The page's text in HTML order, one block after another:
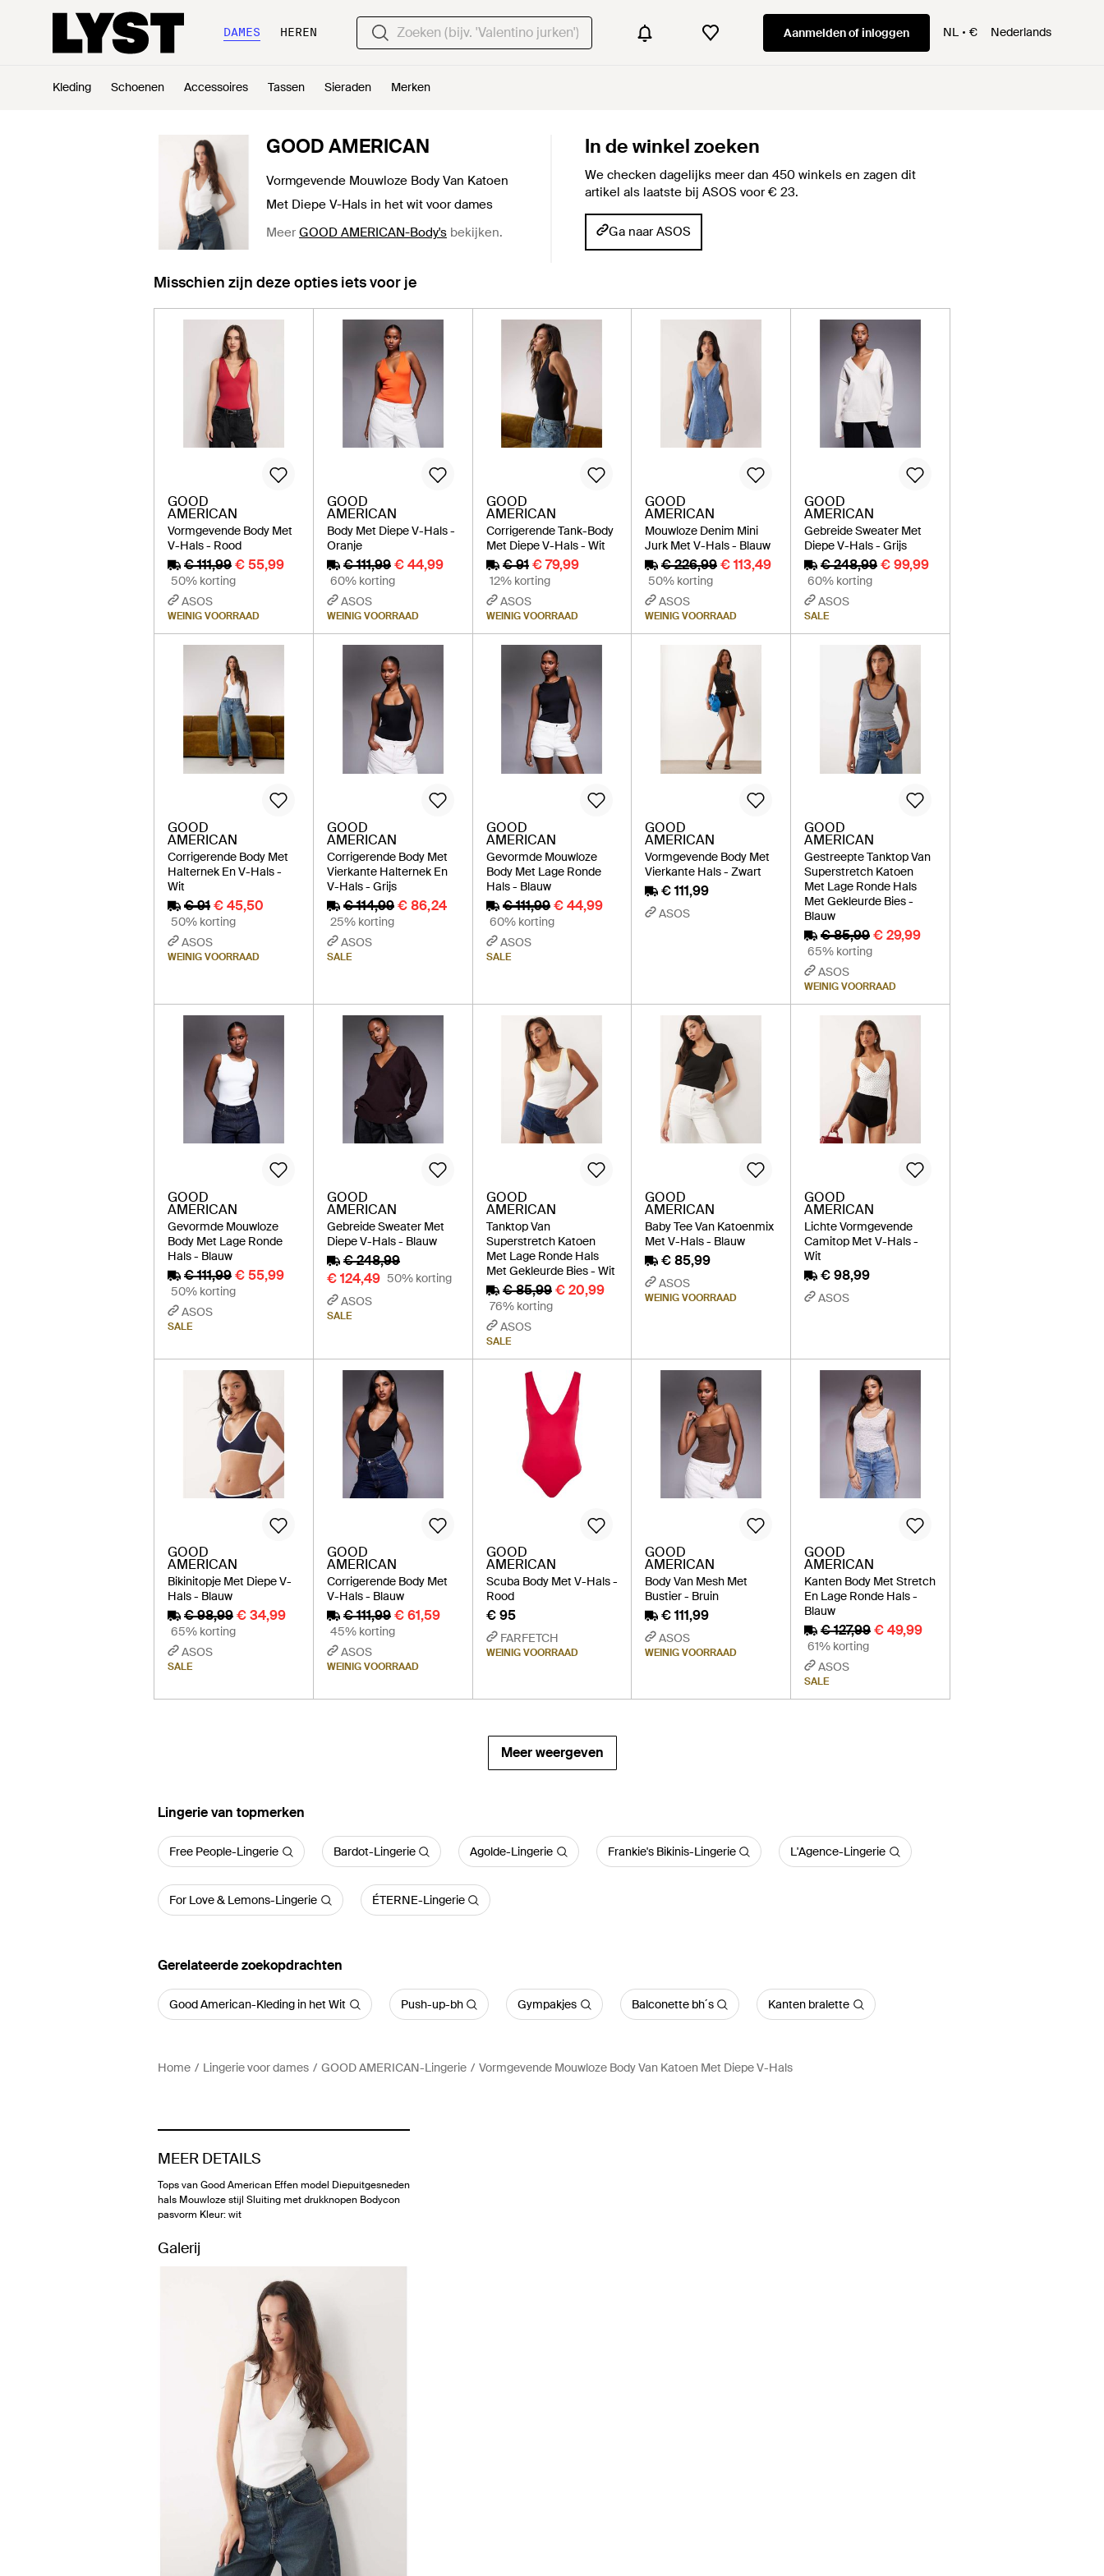
DAMES HEREN Aanmelden of inloggen NL € Nederlands
Kleding Schoenen Accessoires Tassen Sieraden Merken
GOOD AMERICAN
Vormgevende Mouwloze Body Van Katoen
Met Diepe V-Hals in het wit voor dames
Meer GOOD AMERICAN-Body's bekijken.
In de winkel zoeken
We checken dagelijks meer dan 450 winkels en zagen dit
artikel als laatste bij ASOS voor € 23.
Ga naar ASOS
Misschien zijn deze opties iets voor je
GOOD
AMERICAN
Vormgevende Body Met
V-Hals - Rood
€ 111,99€ 55,99
50% korting
ASOS
WEINIG VOORRAAD
GOOD
AMERICAN
Body Met Diepe V-Hals -
Oranje
€ 111,99 € 44,99
60% korting
ASOS
WEINIG VOORRAAD
GOOD
AMERICAN
Corrigerende Tank-Body
Met Diepe V-Hals - Wit
€ 91 € 79,99
12% korting
ASOS
WEINIG VOORRAAD
GOOD
AMERICAN
Mouwloze Denim Mini
Jurk Met V-Hals - Blauw
€ 226,99 € 113,49
50% korting
ASOS
WEINIG VOORRAAD
GOOD
AMERICAN
Gebreide Sweater Met
Diepe V-Hals - Grijs
€ 248,99€ 99,99
60% korting
ASOS
SALE
GOOD
AMERICAN
Corrigerende Body Met
Halternek En V-Hals -
Wit
€ 91€ 45,50
50% korting
ASOS
WEINIG VOORRAAD
GOOD
AMERICAN
Corrigerende Body Met
Vierkante Halternek En
V-Hals - Grijs
€ 114,99 € 86,24
25% korting
ASOS
SALE
GOOD
AMERICAN
Gevormde Mouwloze
Body Met Lage Ronde
Hals - Blauw
€ 111,99 € 44,99
60% korting
ASOS
SALE
GOOD
AMERICAN
Vormgevende Body Met
Vierkante Hals - Zwart
€ 111,99
ASOS
GOOD
AMERICAN
Gestreepte Tanktop Van
Superstretch Katoen
Met Lage Ronde Hals
Met Gekleurde Bies -
Blauw
€ 85,99€ 29,99
65% korting
ASOS
WEINIG VOORRAAD
GOOD
AMERICAN
Gevormde Mouwloze
Body Met Lage Ronde
Hals - Blauw
€ 111,99€ 55,99
50% korting
ASOS
SALE
GOOD
AMERICAN
Gebreide Sweater Met
Diepe V-Hals - Blauw
€ 248,99
€ 124,49 50% korting
ASOS
SALE
GOOD
AMERICAN
Tanktop Van
Superstretch Katoen
Met Lage Ronde Hals
Met Gekleurde Bies - Wit
€ 85,99 € 20,99
76% korting
ASOS
SALE
GOOD
AMERICAN
Baby Tee Van Katoenmix
Met V-Hals - Blauw
€ 85,99
ASOS
WEINIG VOORRAAD
GOOD
AMERICAN
Lichte Vormgevende
Camitop Met V-Hals -
Wit
€ 98,99
ASOS
GOOD
AMERICAN
Bikinitopje Met Diepe V-
Hals - Blauw
€ 98,99€ 34,99
65% korting
ASOS
SALE
GOOD
AMERICAN
Corrigerende Body Met
V-Hals - Blauw
€ 111,99 € 61,59
45% korting
ASOS
WEINIG VOORRAAD
GOOD
AMERICAN
Scuba Body Met V-Hals -
Rood
€ 95
FARFETCH
WEINIG VOORRAAD
GOOD
AMERICAN
Body Van Mesh Met
Bustier - Bruin
€ 111,99
ASOS
WEINIG VOORRAAD
GOOD
AMERICAN
Kanten Body Met Stretch
En Lage Ronde Hals -
Blauw
€ 127,99€ 49,99
61% korting
ASOS
SALE
Meer weergeven
‪Lingerie‬ van topmerken
Free People-Lingerie Bardot-Lingerie Agolde-Lingerie Frankie's Bikinis-Lingerie L'Agence-Lingerie
For Love & Lemons-Lingerie ÉTERNE-Lingerie
Gerelateerde zoekopdrachten
Good American-Kleding in het Wit Push-up-bh Gympakjes Balconette bh´s Kanten bralette
Home Lingerie voor dames GOOD AMERICAN-Lingerie Vormgevende Mouwloze Body Van Katoen Met Diepe V-Hals
MEER DETAILS
Tops van Good American Effen model Diepuitgesneden
hals Mouwloze stijl Sluiting met drukknopen Bodycon
pasvorm Kleur: wit
Galerij